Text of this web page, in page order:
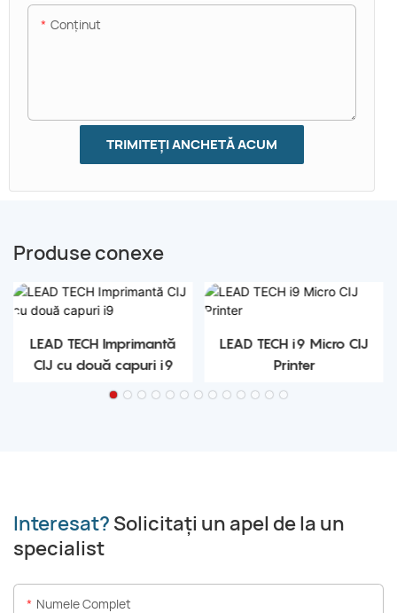
Conţinut
TRIMITEȚI ANCHETĂ ACUM
Produse conexe
LEAD TECH Imprimantă
CIJ cu două capuri i9
LEAD TECH i9 Micro CIJ
Printer
Interesat? Solicitați un apel de la un
specialist
Numele Complet